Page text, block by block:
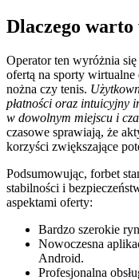
Dlaczego
Operator ten wyróżnia
ofertą na sporty
nożna czy tenis.
płatności oraz intuicyjny
w dowolnym miejscu i
czasowe sprawiają, że
korzyści zwiększające
Podsumowując, forbet
stabilności i
aspektami oferty:
Bardzo szerokie
Nowoczesna
Android.
Profesjonalna